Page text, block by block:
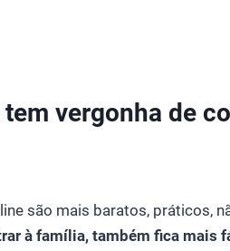
tem vergonha de
são mais baratos, práticos,
à família, também fica mais